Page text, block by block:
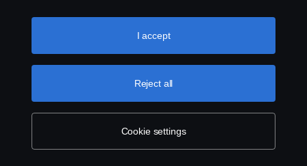
Adaptador 2660325 MINI DIN ao
Orlaco 4 pinos.
settings” and selecting the categories you’d like to
accept. For a more detailed explanation of how we
Cookie settings
Reject all
I accept